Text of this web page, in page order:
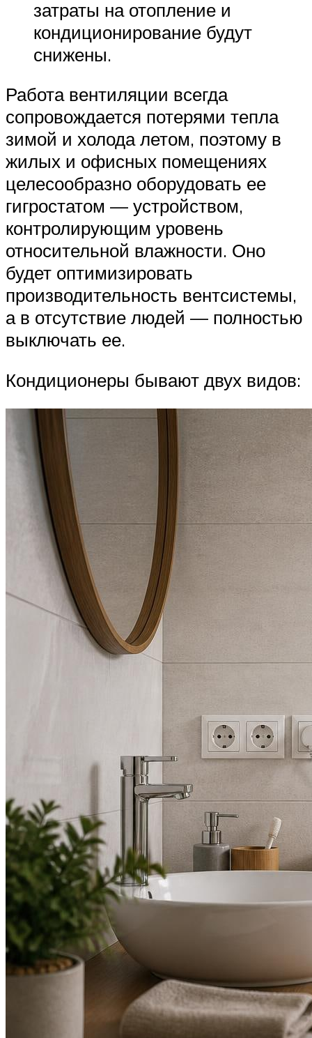
затраты на отопление и
кондиционирование будут
снижены.
Работа вентиляции всегда
сопровождается потерями тепла
зимой и холода летом, поэтому в
жилых и офисных помещениях
целесообразно оборудовать ее
гигростатом — устройством,
контролирующим уровень
относительной влажности. Оно
будет оптимизировать
производительность вентсистемы,
а в отсутствие людей — полностью
выключать ее.
Кондиционеры бывают двух видов: